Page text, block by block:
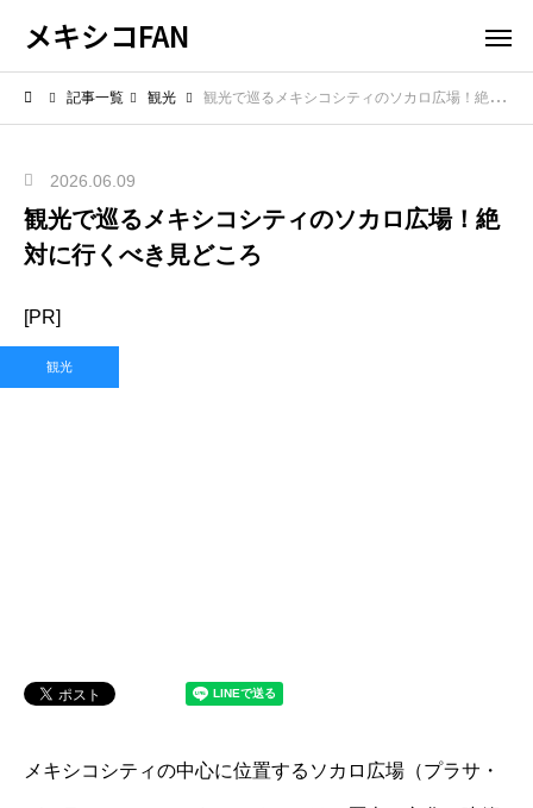
メキシコFAN
記事一覧 観光 観光で巡るメキシコシティのソカロ広場！絶対に行くべき見どころ
2026.06.09
観光で巡るメキシコシティのソカロ広場！絶
対に行くべき見どころ
[PR]
観光
メキシコシティの中心に位置するソカロ広場（プラサ・